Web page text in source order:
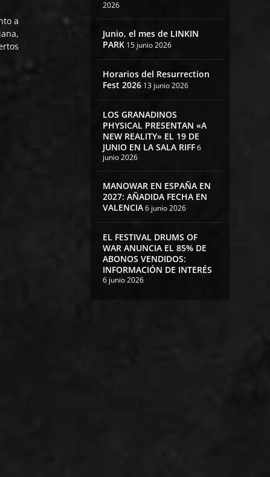
a
2026
Junio, el mes de LINKIN
PARK 15 junio 2026
Horarios del Resurrection
Fest 2026 13 junio 2026
LOS GRANADINOS
PHYSICAL PRESENTAN «A
NEW REALITY» EL 19 DE
JUNIO EN LA SALA RIFF6
junio 2026
MANOWAR EN ESPAÑA EN
2027: AÑADIDA FECHA EN
VALENCIA6 junio 2026
EL FESTIVAL DRUMS OF
WAR ANUNCIA EL 85% DE
ABONOS VENDIDOS:
INFORMACIÓN DE INTERÉS
6 junio 2026